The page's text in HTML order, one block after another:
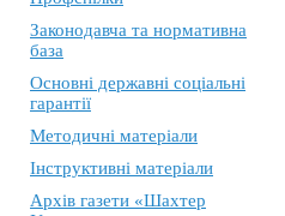
Законодавча та нормативна
база
Основні державні соціальні
гарантії
Методичні матеріали
Інструктивні матеріали
Архів газети «Шахтер